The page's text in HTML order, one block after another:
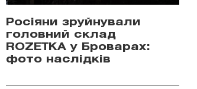
Росіяни зруйнували
головний склад
ROZETKA у Броварах:
фото наслідків